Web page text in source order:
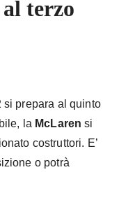
terzo
si prepara al quinto
la McLaren si
costruttori. E’
o potrà